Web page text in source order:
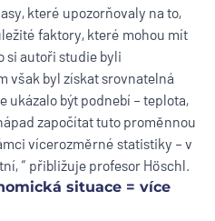
které upozorňovaly na to,
faktory, které mohou mít
si autoři studie byli
však byl získat srovnatelná
ukázalo být podnebí – teplota,
započítat tuto proměnnou
vícerozměrné statistiky – v
“ přibližuje profesor Höschl.
situace = více